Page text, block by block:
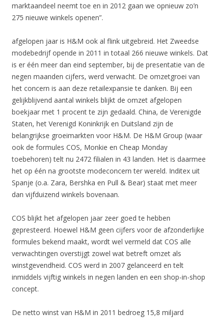
marktaandeel neemt toe en in 2012 gaan we opnieuw zo’n
275 nieuwe winkels openen”.
afgelopen jaar is H&M ook al flink uitgebreid. Het Zweedse
modebedrijf opende in 2011 in totaal 266 nieuwe winkels. Dat
is er één meer dan eind september, bij de presentatie van de
negen maanden cijfers, werd verwacht. De omzetgroei van
het concern is aan deze retailexpansie te danken. Bij een
gelijkblijvend aantal winkels blijkt de omzet afgelopen
boekjaar met 1 procent te zijn gedaald. China, de Verenigde
Staten, het Verenigd Koninkrijk en Duitsland zijn de
belangrijkse groeimarkten voor H&M. De H&M Group (waar
ook de formules COS, Monkie en Cheap Monday
toebehoren) telt nu 2472 filialen in 43 landen. Het is daarmee
het op één na grootste modeconcern ter wereld. Inditex uit
Spanje (o.a. Zara, Bershka en Pull & Bear) staat met meer
dan vijfduizend winkels bovenaan.
COS blijkt het afgelopen jaar zeer goed te hebben
gepresteerd. Hoewel H&M geen cijfers voor de afzonderlijke
formules bekend maakt, wordt wel vermeld dat COS alle
verwachtingen overstijgt zowel wat betreft omzet als
winstgevendheid. COS werd in 2007 gelanceerd en telt
inmiddels vijftig winkels in negen landen en een shop-in-shop
concept.
De netto winst van H&M in 2011 bedroeg 15,8 miljard